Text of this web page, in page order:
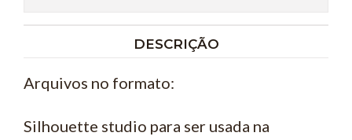
DESCRIÇÃO
Arquivos no formato:
Silhouette studio para ser usada na